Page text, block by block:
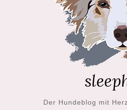
Der Hundeblog mit